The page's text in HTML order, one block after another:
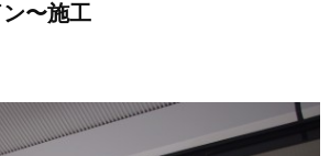
〜施工